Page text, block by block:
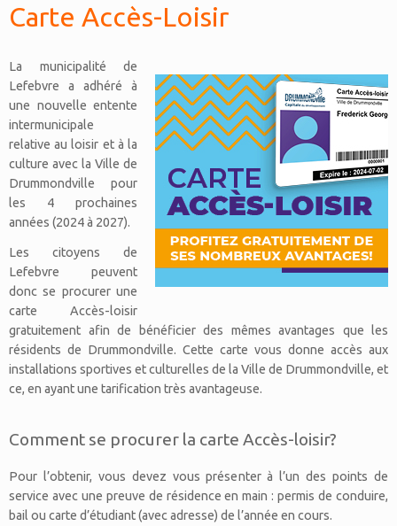
Carte Accès-Loisir
La municipalité de
Lefebvre a adhéré à
une nouvelle entente
intermunicipale
relative au loisir et à la
culture avec la Ville de
Drummondville pour
les 4 prochaines
années (2024 à 2027).
Les citoyens de
Lefebvre peuvent
donc se procurer une
carte Accès-loisir
gratuitement afin de bénéficier des mêmes avantages que les
résidents de Drummondville. Cette carte vous donne accès aux
installations sportives et culturelles de la Ville de Drummondville, et
ce, en ayant une tarification très avantageuse.
Comment se procurer la carte Accès-loisir?
Pour l’obtenir, vous devez vous présenter à l’un des points de
service avec une preuve de résidence en main : permis de conduire,
bail ou carte d’étudiant (avec adresse) de l’année en cours.